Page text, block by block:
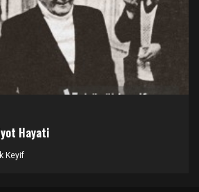
Hayati
Keyif